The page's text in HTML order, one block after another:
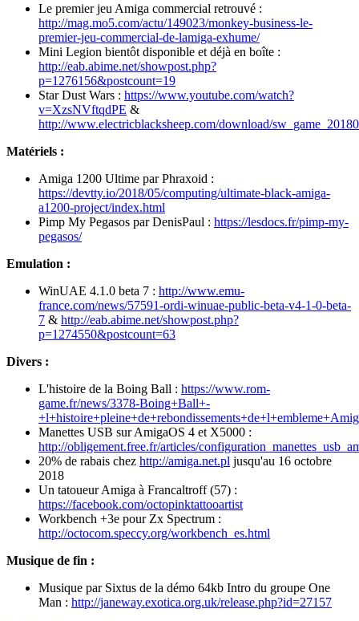
Le premier jeu Amiga commercial retrouvé :
http://mag.mo5.com/actu/149023/monkey-business-le-
premier-jeu-commercial-de-lamiga-exhume/
Mini Legion bientôt disponible et déjà en boîte :
http://eab.abime.net/showpost.php?
p=1276156&postcount=19
Star Dust Wars : https://www.youtube.com/watch?
v=XzsNVftqdPE &
http://www.electricblacksheep.com/download/
Matériels :
Amiga 1200 Ultime par Phraxoid :
https://devtty.io/2018/05/computing/ultimate-black-amiga-
a1200-project/index.html
Pimp My Pegasos par DenisPaul : https://lesdocs.fr/pimp-my-
pegasos/
Emulation :
WinUAE 4.1.0 beta 7 : http://www.emu-
france.com/news/57591-ordi-winuae-public-beta-v4-1-0-beta-
7 & http://eab.abime.net/showpost.php?
p=1274550&postcount=63
Divers :
L'histoire de la Boing Ball : https://www.rom-
game.fr/news/3378-Boing+Ball+-
Manettes USB sur AmigaOS 4 et X5000 :
http://obligement.free.fr/articles/
20% de rabais chez http://amiga.net.pl jusqu'au 16 octobre
2018
Un tatoueur Amiga à Francaltroff (57) :
https://facebook.com/octopinktattooartist
Workbench +3e pour Zx Spectrum :
http://octocom.speccy.org/workbench_es.html
Musique de fin :
Musique par Sixtus de la démo 64kb Intro du groupe One
Man : http://janeway.exotica.org.uk/release.php?id=27157